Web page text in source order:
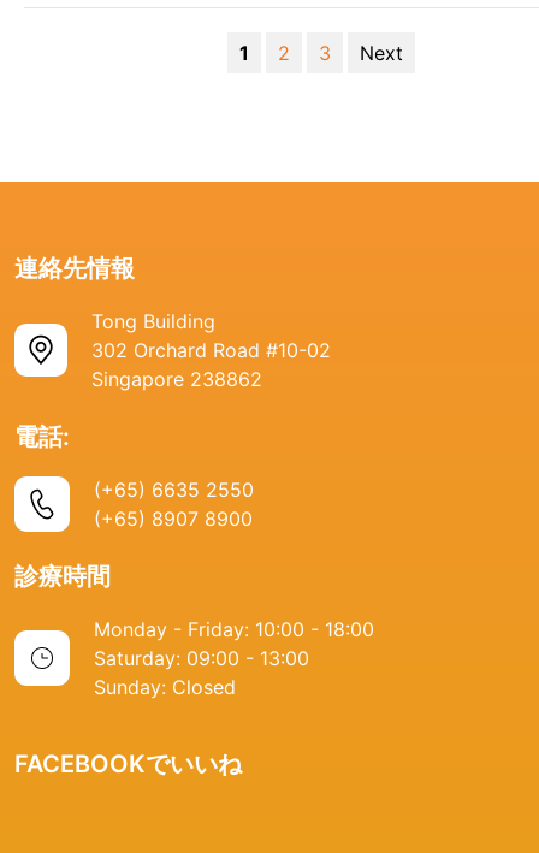
1 2 3 Next
連絡先情報
Tong Building
302 Orchard Road #10-02
Singapore 238862
電話:
(+65) 6635 2550
(+65) 8907 8900
診療時間
Monday - Friday: 10:00 - 18:00
Saturday: 09:00 - 13:00
Sunday: Closed
FACEBOOKでいいね